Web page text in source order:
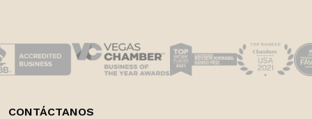
CONTÁCTANOS